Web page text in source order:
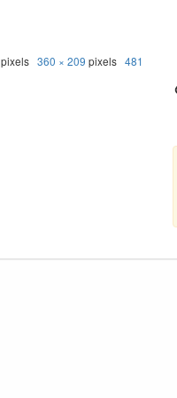
pixels 360 × 209 pixels 481